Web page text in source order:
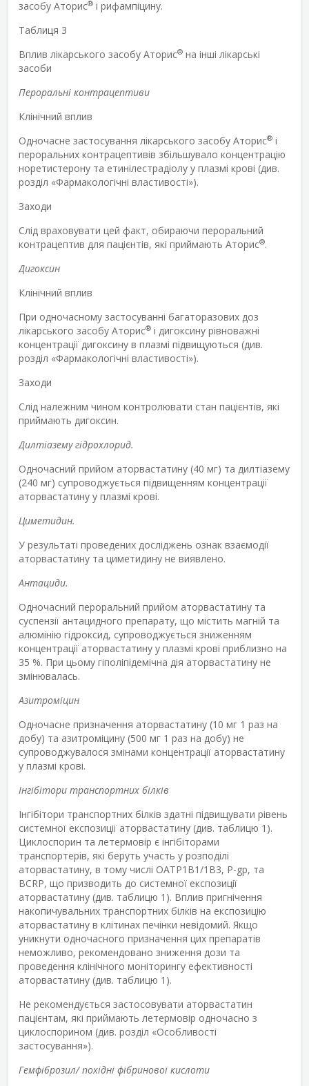
засобу Аторис® і рифампіцину.
Таблиця 3
Вплив лікарського засобу Аторис® на інші лікарські
засоби
Пероральні контрацептиви
Клінічний вплив
Одночасне застосування лікарського засобу Аторис® і
пероральних контрацептивів збільшувало концентрацію
норетистерону та етинілестрадіолу у плазмі крові (див.
розділ «Фармакологічні властивості»).
Заходи
Слід враховувати цей факт, обираючи пероральний
контрацептив для пацієнтів, які приймають Аторис®.
Дигоксин
Клінічний вплив
При одночасному застосуванні багаторазових доз
лікарського засобу Аторис® і дигоксину рівноважні
концентрації дигоксину в плазмі підвищуються (див.
розділ «Фармакологічні властивості»).
Заходи
Слід належним чином контролювати стан пацієнтів, які
приймають дигоксин.
Дилтіазему гідрохлорид.
Одночасний прийом аторвастатину (40 мг) та дилтіазему
(240 мг) супроводжується підвищенням концентрації
аторвастатину у плазмі крові.
Циметидин.
У результаті проведених досліджень ознак взаємодії
аторвастатину та циметидину не виявлено.
Антациди.
Одночасний пероральний прийом аторвастатину та
суспензії антацидного препарату, що містить магній та
алюмінію гідроксид, супроводжується зниженням
концентрації аторвастатину у плазмі крові приблизно на
35 %. При цьому гіполіпідемічна дія аторвастатину не
змінювалась.
Азитроміцин
Одночасне призначення аторвастатину (10 мг 1 раз на
добу) та азитроміцину (500 мг 1 раз на добу) не
супроводжувалося змінами концентрації аторвастатину
у плазмі крові.
Інгібітори транспортних білків
Інгібітори транспортних білків здатні підвищувати рівень
системної експозиції аторвастатину (див. таблицю 1).
Циклоспорин та летермовір є інгібіторами
транспортерів, які беруть участь у розподілі
аторвастатину, в тому числі OATP1B1/1B3, P-gp, та
BCRP, що призводить до системної експозиції
аторвастатину (див. таблицю 1). Вплив пригнічення
накопичувальних транспортних білків на експозицію
аторвастатину в клітинах печінки невідомий. Якщо
уникнути одночасного призначення цих препаратів
неможливо, рекомендовано зниження дози та
проведення клінічного моніторингу ефективності
аторвастатину (див. таблицю 1).
Не рекомендується застосовувати аторвастатин
пацієнтам, які приймають летермовір одночасно з
циклоспорином (див. розділ «Особливості
застосування»).
Гемфіброзил/ похідні фібринової кислоти